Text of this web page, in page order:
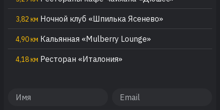
3,82 км Ночной клуб «Шпилька Ясенево»
4,90 км Кальянная «Mulberry Lounge»
4,18 км Ресторан «Италония»